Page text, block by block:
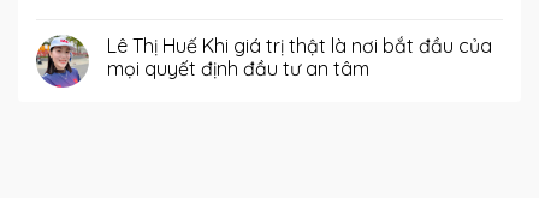
Lê Thị Huế Khi giá trị thật là nơi bắt đầu của
mọi quyết định đầu tư an tâm